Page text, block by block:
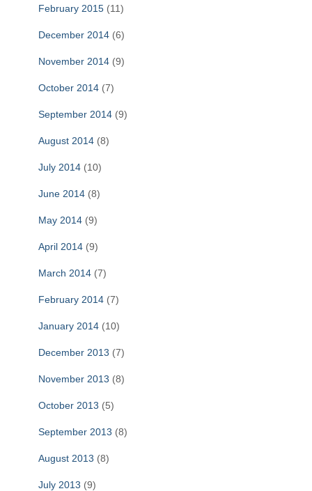
February 2015 (11)
December 2014 (6)
November 2014 (9)
October 2014 (7)
September 2014 (9)
August 2014 (8)
July 2014 (10)
June 2014 (8)
May 2014 (9)
April 2014 (9)
March 2014 (7)
February 2014 (7)
January 2014 (10)
December 2013 (7)
November 2013 (8)
October 2013 (5)
September 2013 (8)
August 2013 (8)
July 2013 (9)